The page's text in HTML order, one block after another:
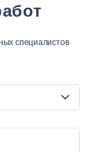
специалистов